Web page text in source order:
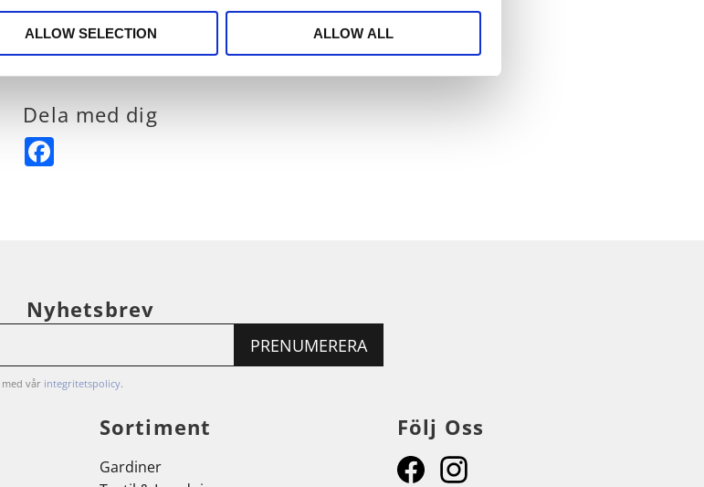
ALLOW SELECTION ALLOW ALL
Dela med dig
Nyhetsbrev
PRENUMERERA
vår integritetspolicy.
Sortiment
Gardiner
Följ Oss